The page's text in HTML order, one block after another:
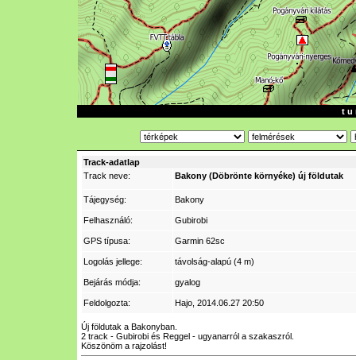
t u
Track-adatlap
Track neve:
Bakony (Döbrönte környéke) új földutak
Tájegység: Bakony
Felhasználó: Gubirobi
GPS típusa: Garmin 62sc
Logolás jellege: távolság-alapú (4 m)
Bejárás módja: gyalog
Feldolgozta: Hajo , 2014.06.27 20:50
Új földutak a Bakonyban.
2 track - Gubirobi és Reggel - ugyanarról a szakaszról.
Köszönöm a rajzolást!